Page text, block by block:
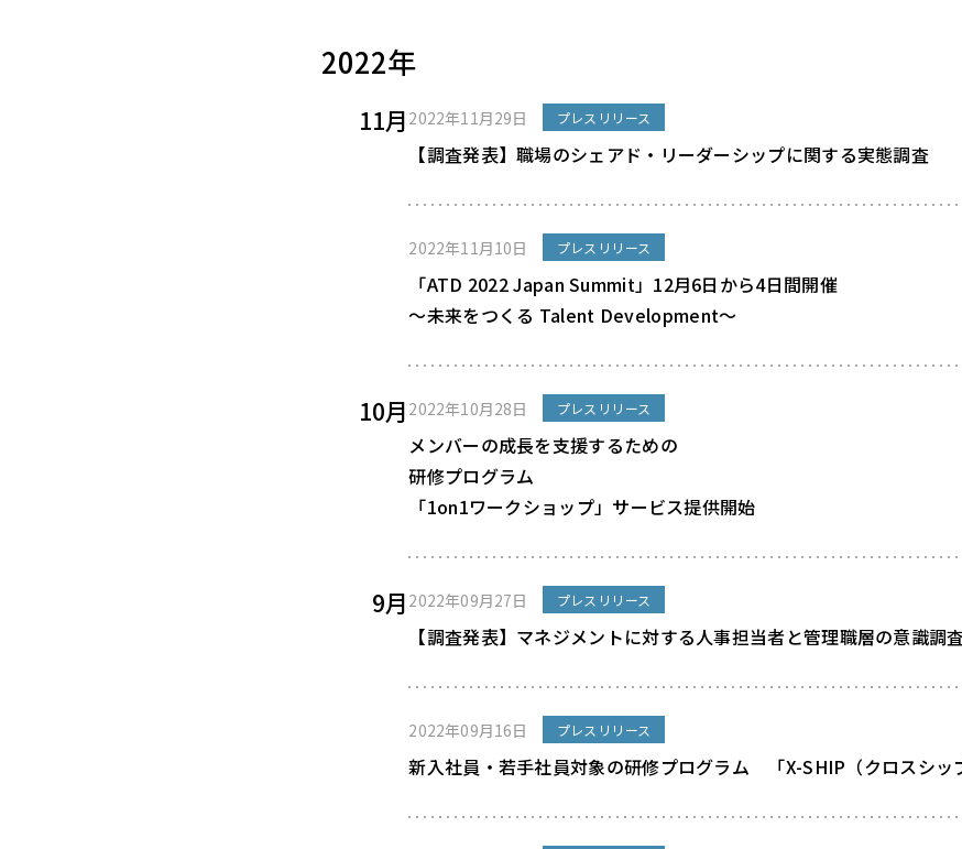
2022年
11月 2022年11月29日 プレスリリース
【調査発表】職場のシェアド・リーダーシップに関する実態調査
2022年11月10日 プレスリリース
「ATD 2022 Japan Summit」12月6日から4日間開催
～未来をつくる Talent Development～
10月 2022年10月28日 プレスリリース
メンバーの成長を支援するための
研修プログラム
「1on1ワークショップ」サービス提供開始
9月 2022年09月27日 プレスリリース
【調査発表】マネジメントに対する人事担当者と管理職層の意識調
2022年09月16日 プレスリリース
新入社員・若手社員対象の研修プログラム 「X-SHIP（クロスシッ